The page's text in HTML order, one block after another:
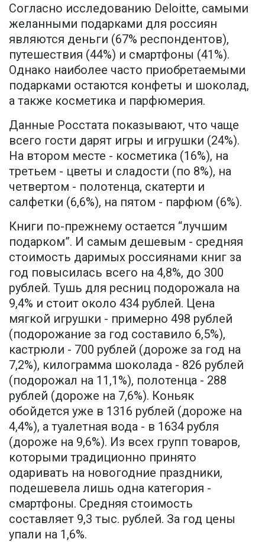
Согласно исследованию Deloitte, самыми
желанными подарками для россиян
являются деньги (67% респондентов),
путешествия (44%) и смартфоны (41%).
Однако наиболее часто приобретаемыми
подарками остаются конфеты и шоколад,
а также косметика и парфюмерия.
Данные Росстата показывают, что чаще
всего гости дарят игры и игрушки (24%).
На втором месте - косметика (16%), на
третьем - цветы и сладости (по 8%), на
четвертом - полотенца, скатерти и
салфетки (6,6%), на пятом - парфюм (6%).
Книги по-прежнему остается “лучшим
подарком”. И самым дешевым - средняя
стоимость даримых россиянами книг за
год повысилась всего на 4,8%, до 300
рублей. Тушь для ресниц подорожала на
9,4% и стоит около 434 рублей. Цена
мягкой игрушки - примерно 498 рублей
(подорожание за год составило 6,5%),
кастрюли - 700 рублей (дороже за год на
7,2%), килограмма шоколада - 826 рублей
(подорожал на 11,1%), полотенца - 288
рублей (дороже на 7,6%). Коньяк
обойдется уже в 1316 рублей (дороже на
4,4%), а туалетная вода - в 1634 рубля
(дороже на 9,6%). Из всех групп товаров,
которыми традиционно принято
одаривать на новогодние праздники,
подешевела лишь одна категория -
смартфоны. Средняя стоимость
составляет 9,3 тыс. рублей. За год цены
упали на 1,6%.